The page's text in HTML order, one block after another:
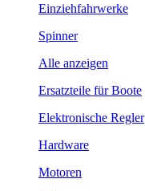
Einziehfahrwerke
Spinner
Alle anzeigen
Ersatzteile für Boote
Elektronische Regler
Hardware
Motoren